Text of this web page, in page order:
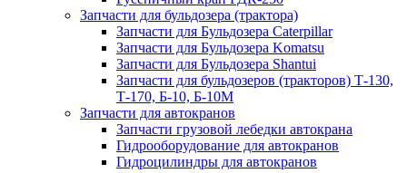
Запчасти для бульдозера (трактора)
Запчасти для Бульдозера Caterpillar
Запчасти для Бульдозера Komatsu
Запчасти для Бульдозера Shantui
Запчасти для бульдозеров (тракторов) Т-130,
Т-170, Б-10, Б-10М
Запчасти для автокранов
Запчасти грузовой лебедки автокрана
Гидрооборудование для автокранов
Гидроцилиндры для автокранов